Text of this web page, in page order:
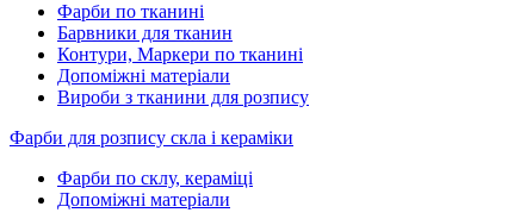
Фарби по тканині
Барвники для тканин
Контури, Маркери по тканині
Допоміжні матеріали
Вироби з тканини для розпису
Фарби для розпису скла і кераміки
Фарби по склу, кераміці
Допоміжні матеріали